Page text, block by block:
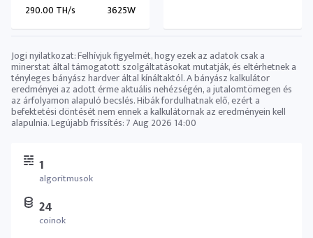
1
algoritmusok
24
coinok
290.00 TH/s 3625W
Jogi nyilatkozat: Felhívjuk figyelmét, hogy ezek az adatok csak a
minerstat által támogatott szolgáltatásokat mutatják, és eltérhetnek a
tényleges bányász ​​hardver által kínáltaktól. A bányász ​​kalkulátor
eredményei az adott érme aktuális nehézségén, a jutalomtömegen és
az árfolyamon alapuló becslés. Hibák fordulhatnak elő, ezért a
befektetési döntését nem ennek a kalkulátornak az eredményein kell
alapulnia. Legújabb frissítés:7 Aug 2026 14:00